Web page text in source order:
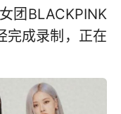
团BLACKPINK
完成录制，正在